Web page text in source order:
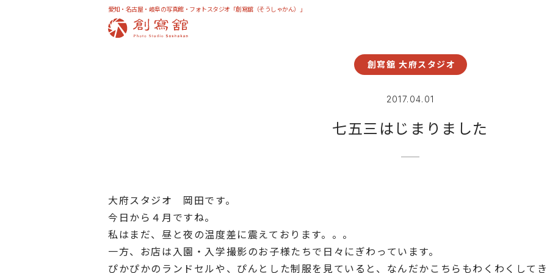
愛知・名古屋・岐阜の写真館・フォトスタジオ「創寫舘（そうしゃかん）」
創寫舘 大府スタジオ
2017.04.01
七五三はじまりました
大府スタジオ 岡田です。
今日から４月ですね。
私はまだ、昼と夜の温度差に震えております。。。
一方、お店は入園・入学撮影のお子様たちで日々にぎわっています。
ぴかぴかのランドセルや、ぴんとした制服を見ていると、なんだかこちらもわくわくして